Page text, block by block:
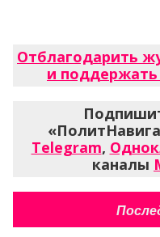
Отблагодарить
и
Telegram,
каналы